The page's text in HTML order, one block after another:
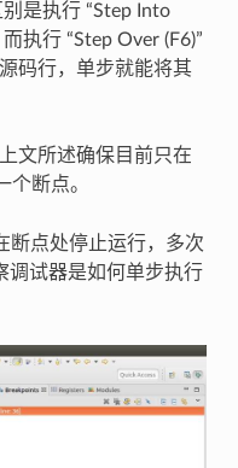
是执行 “Step Into
执行 “Step Over (F6)”
码行，单步就能将其
文所述确保目前只在
个断点。
断点处停止运行，多次
调试器是如何单步执行